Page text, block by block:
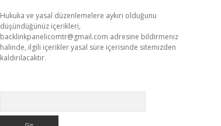
Hukuka ve yasal düzenlemelere aykırı olduğunu
düşündüğünüz içerikleri,
backlinkpanelicomtr@gmail.com adresine bildirmeniz
halinde, ilgili içerikler yasal süre içerisinde sitemizden
kaldırılacaktır.